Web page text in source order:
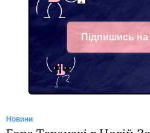
Підпишись
Telegram
Новини